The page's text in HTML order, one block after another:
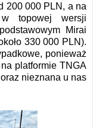
200 000 PLN, a na
topowej wersji
Mirai
330 000 PLN).
ponieważ
platformie TNGA
nieznana u nas